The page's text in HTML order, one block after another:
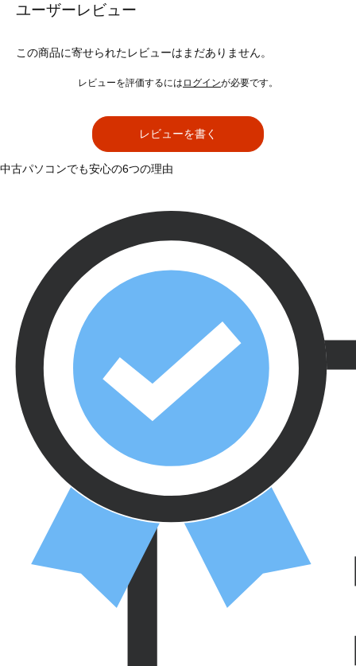
ユーザーレビュー
この商品に寄せられたレビューはまだありません。
レビューを評価するには ログインが必要です。
レビューを書く
中古パソコンでも安心の6つの理由